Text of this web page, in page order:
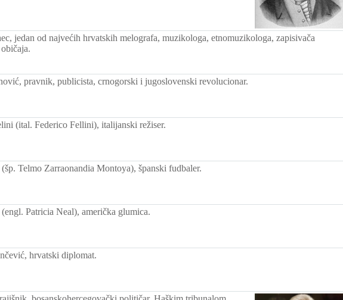
jedan od najvećih hrvatskih melografa, muzikologa, etnomuzikologa, zapisivača
pravnik, publicista, crnogorski i jugoslovenski revolucionar.
(ital. Federico Fellini), italijanski režiser.
Telmo Zarraonandia Montoya), španski fudbaler.
Patricia Neal), američka glumica.
hrvatski diplomat.